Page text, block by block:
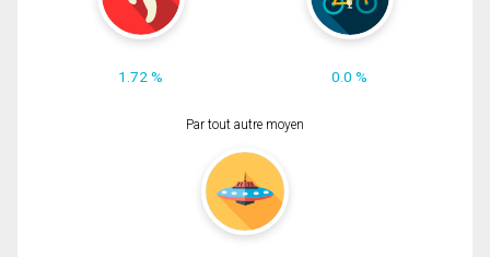
1.72 % 0.0 %
Par tout autre moyen